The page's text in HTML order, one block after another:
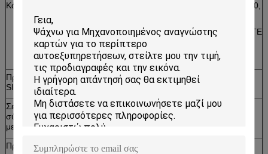
Κάρτα RF standars
Υποχωρητικά iso14443-3 (Mifare ένα: S50, S70,
Υποχωρητικά iso14443-4 (ΔΑΚΤΥΛΟΓΡΑΦΗΣΤΕ
μια ΚΜΕ: Mifare συν, Mifare desfire κ.λπ.)
Υποχωρητικός iso14443-4 ΤΥΠΟΣ Β ΚΜΕ
Πρότυπα καρτών
SIM
Υποχωρητική τυποποιημένη ΚΜΕ κάρτα
T=0/T=1 ISO7816
Σε απευθείας
σύνδεση
μεταφορτώστε
Σε απευθείας σύνδεση ISP υποστήριξης
μεταφορτώνει
Πρότυπα RoHS Υποχωρητικά πρότυπα RoHS